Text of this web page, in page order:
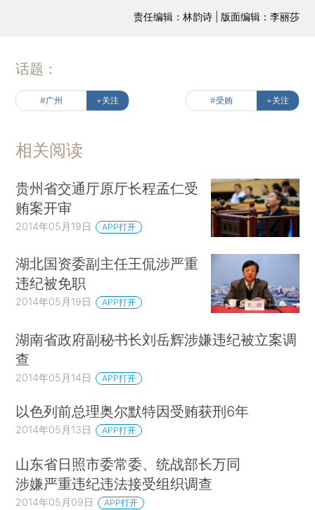
责任编辑：林韵诗 | 版面编辑：李丽莎
话题：
#广州 +关注 #受贿 +关注
相关阅读
贵州省交通厅原厅长程孟仁受
贿案开审
2014年05月19日 APP打开
湖北国资委副主任王侃涉严重
违纪被免职
2014年05月19日 APP打开
湖南省政府副秘书长刘岳辉涉嫌违纪被立案调
查
2014年05月14日 APP打开
以色列前总理奥尔默特因受贿获刑6年
2014年05月13日 APP打开
山东省日照市委常委、统战部长万同
涉嫌严重违纪违法接受组织调查
2014年05月09日 APP打开